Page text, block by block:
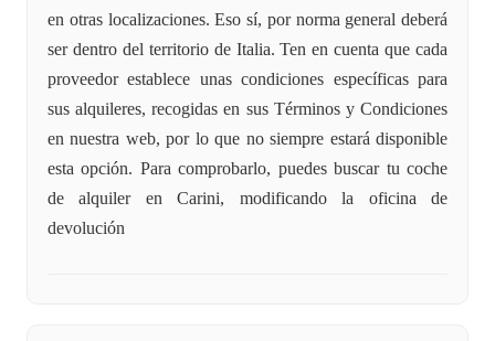
en otras localizaciones. Eso sí, por norma general deberá
ser dentro del territorio de Italia. Ten en cuenta que cada
proveedor establece unas condiciones específicas para
sus alquileres, recogidas en sus Términos y Condiciones
en nuestra web, por lo que no siempre estará disponible
esta opción. Para comprobarlo, puedes buscar tu coche
de alquiler en Carini, modificando la oficina de
devolución